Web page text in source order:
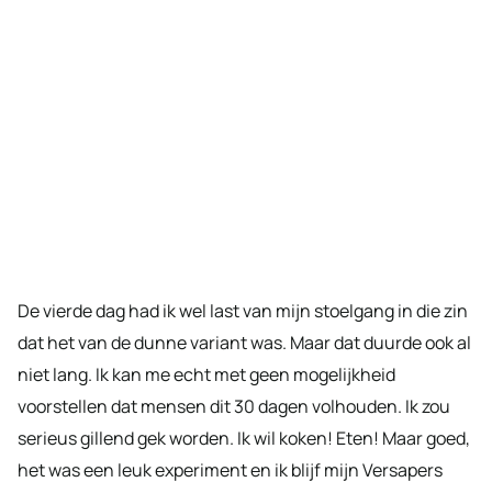
De vierde dag had ik wel last van mijn stoelgang in die zin
dat het van de dunne variant was. Maar dat duurde ook al
niet lang. Ik kan me echt met geen mogelijkheid
voorstellen dat mensen dit 30 dagen volhouden. Ik zou
serieus gillend gek worden. Ik wil koken! Eten! Maar goed,
het was een leuk experiment en ik blijf mijn Versapers